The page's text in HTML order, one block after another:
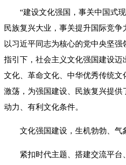
“建设文化强国，事关中国式现
民族复兴大业，事关提升国际竞争
以习近平同志为核心的党中央坚
指引下，社会主义文化强国建设
文化、革命文化、中华优秀传统文
激荡，为强国建设、民族复兴提供
动力、有利文化条件。
文化强国建设，生机勃勃、气
紧扣时代主题、搭建交流平台